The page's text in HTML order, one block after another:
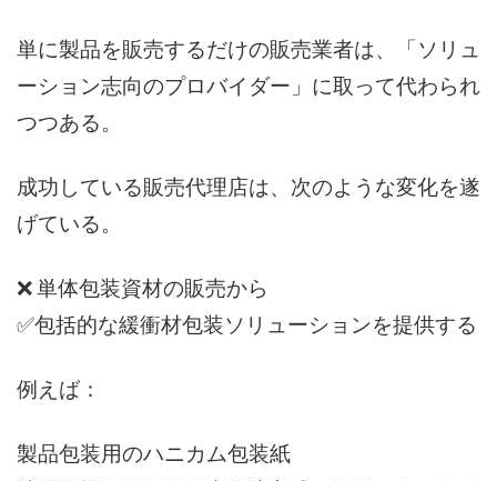
単に製品を販売するだけの販売業者は、「ソリュ
ーション志向のプロバイダー」に取って代わられ
つつある。
成功している販売代理店は、次のような変化を遂
げている。
❌ 単体包装資材の販売から
✅包括的な緩衝材包装ソリューションを提供する
例えば：
製品包装用のハニカム包装紙